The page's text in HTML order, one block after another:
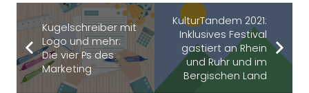
Kugelschreiber mit
Logo und mehr:
Die vier Ps des
Marketing
KulturTandem 2021:
Inklusives Festival
gastiert an Rhein
und Ruhr und im
Bergischen Land